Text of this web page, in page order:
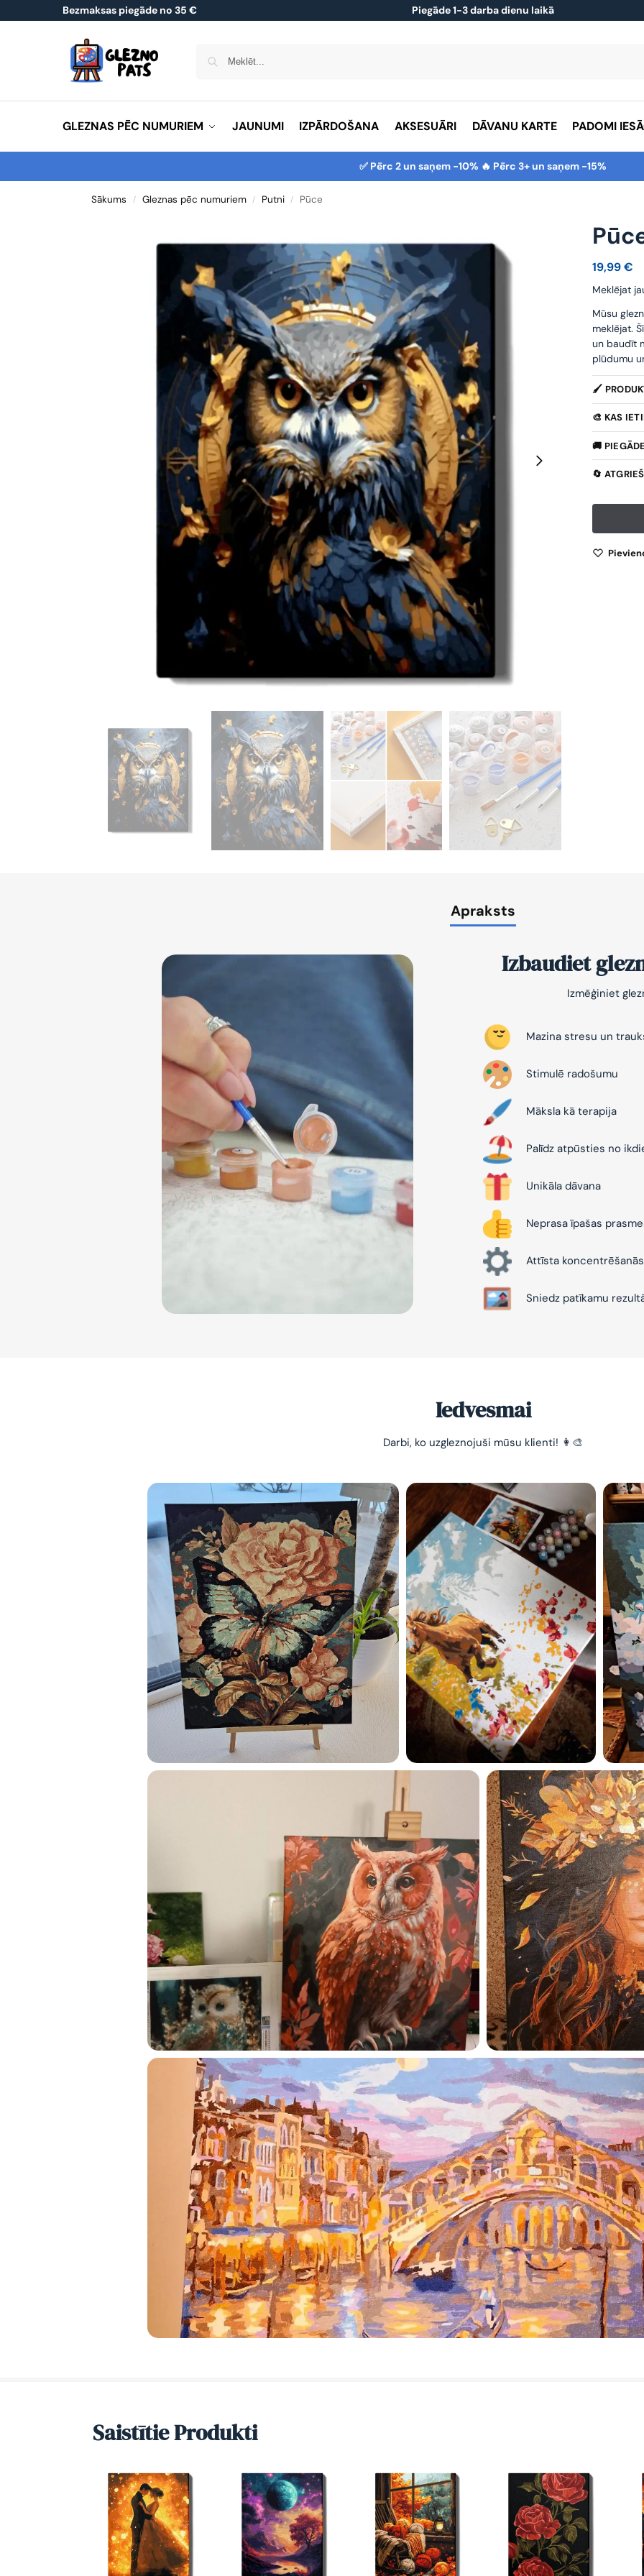
Bezmaksas piegāde no 35 € Piegāde 1-3 darba dienu laikā
GLEZNAS PĒC NUMURIEM JAUNUMI IZPĀRDOŠANA AKSESUĀRI DĀVANU KARTE PADOMI
✅ Pērc 2 un saņem -10% 🔥 Pērc 3+ un saņem -15%
Sākums / Gleznas pēc numuriem / Putni / Pūce
19,99€
Meklējat
Mūsu
meklējat.
un baudīt
plūdumu
🖌️
🎨 KAS
🚚
🔄
Apraksts
Izbaudiet
Izmēģiniet
Mazina stresu un
Stimulē radošumu
Māksla kā terapija
Palīdz atpūsties no
Unikāla dāvana
Neprasa īpašas
Attīsta
Sniedz patīkamu
Iedvesmai
Darbi, ko uzgleznojuši mūsu klienti! 👩‍🎨
Saistītie Produkti